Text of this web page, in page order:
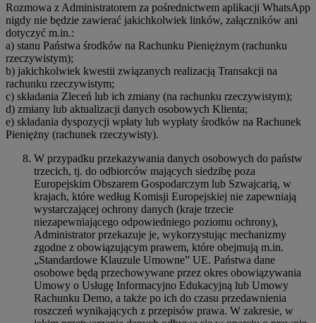
Rozmowa z Administratorem za pośrednictwem aplikacji WhatsApp
nigdy nie będzie zawierać jakichkolwiek linków, załączników ani
dotyczyć m.in.:
a) stanu Państwa środków na Rachunku Pieniężnym (rachunku
rzeczywistym);
b) jakichkolwiek kwestii związanych realizacją Transakcji na
rachunku rzeczywistym;
c) składania Zleceń lub ich zmiany (na rachunku rzeczywistym);
d) zmiany lub aktualizacji danych osobowych Klienta;
e) składania dyspozycji wpłaty lub wypłaty środków na Rachunek
Pieniężny (rachunek rzeczywisty).
W przypadku przekazywania danych osobowych do państw
trzecich, tj. do odbiorców mających siedzibę poza
Europejskim Obszarem Gospodarczym lub Szwajcarią, w
krajach, które według Komisji Europejskiej nie zapewniają
wystarczającej ochrony danych (kraje trzecie
niezapewniającego odpowiedniego poziomu ochrony),
Administrator przekazuje je, wykorzystując mechanizmy
zgodne z obowiązującym prawem, które obejmują m.in.
„Standardowe Klauzule Umowne” UE. Państwa dane
osobowe będą przechowywane przez okres obowiązywania
Umowy o Usługę Informacyjno Edukacyjną lub Umowy
Rachunku Demo, a także po ich do czasu przedawnienia
roszczeń wynikających z przepisów prawa. W zakresie, w